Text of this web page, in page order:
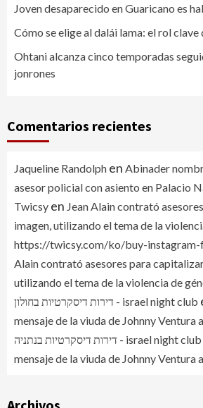
Joven desaparecido en Guaricano es
Cómo se elige al dalái lama: el rol
Ohtani alcanza cinco temporadas
jonrones
Comentarios recientes
Jaqueline Randolph en Abinader
asesor policial con asiento en Palacio
Twicsy en Jean Alain contrató
imagen, utilizando el tema de la
https://twicsy.com/ko/buy-instagram-
Alain contrató asesores para
utilizando el tema de la violencia de
דירות דיסקרטיות בחולון - israel night club
mensaje de la viuda de Johnny Ventura
דירות דיסקרטיות בנתניה - israel night club
mensaje de la viuda de Johnny Ventura